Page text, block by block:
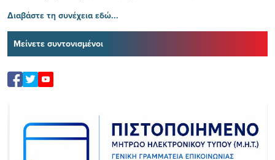
Διαβάστε τη συνέχεια εδώ...
Μείνετε συντονισμένοι